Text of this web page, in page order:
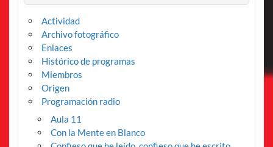
Actividad
Archivo fotográfico
Enlaces
Histórico de programas
Miembros
Origen
Programación radio
Aula 11
Con la Mente en Blanco